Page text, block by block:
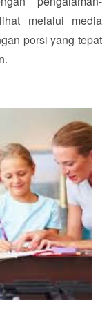
melalui media
porsi yang tepat